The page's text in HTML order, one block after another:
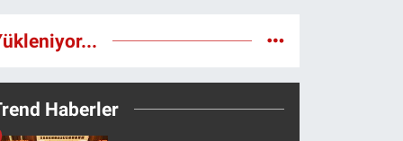
Haberler